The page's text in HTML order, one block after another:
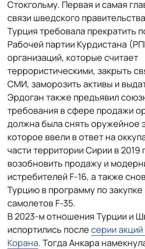
Стокгольму. Первая и самая
связи шведского
Турция требовала прекратить
Рабочей партии Курдистана
организаций, которые считает
террористическими, закрыть
СМИ, заморозить активы и
Эрдоган также предъявил
требования в сфере продажи
должна была снять оружейное
которое ввели в ответ на
части территории Сирии в
возобновить продажу и
истребителей F-16, а также
Турцию в программу по
самолетов F-35.
В 2023-м отношения Турции и
испортились после серии
Корана. Тогда Анкара